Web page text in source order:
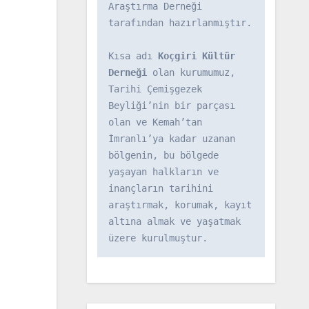
Araştırma Derneği
tarafından hazırlanmıştır.
Kısa adı Koçgiri Kültür
Derneği olan kurumumuz,
Tarihi Çemişgezek
Beyliği’nin bir parçası
olan ve Kemah’tan
İmranlı’ya kadar uzanan
bölgenin, bu bölgede
yaşayan halkların ve
inançların tarihini
araştırmak, korumak, kayıt
altına almak ve yaşatmak
üzere kurulmuştur.